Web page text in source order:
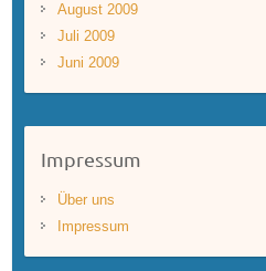
August 2009
Juli 2009
Juni 2009
Impressum
Über uns
Impressum